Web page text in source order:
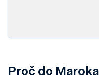
Proč do Maroka